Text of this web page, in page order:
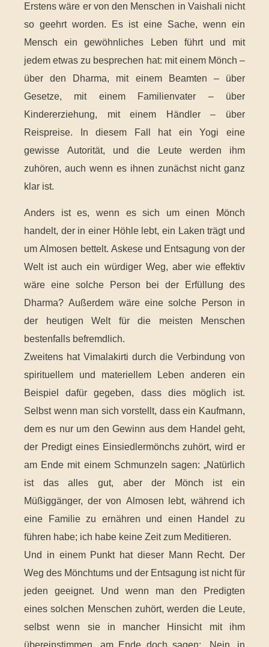
Erstens wäre er von den Menschen in Vaishali nicht
so geehrt worden. Es ist eine Sache, wenn ein
Mensch ein gewöhnliches Leben führt und mit
jedem etwas zu besprechen hat: mit einem Mönch –
über den Dharma, mit einem Beamten – über
Gesetze, mit einem Familienvater – über
Kindererziehung, mit einem Händler – über
Reispreise. In diesem Fall hat ein Yogi eine
gewisse Autorität, und die Leute werden ihm
zuhören, auch wenn es ihnen zunächst nicht ganz
klar ist.
Anders ist es, wenn es sich um einen Mönch
handelt, der in einer Höhle lebt, ein Laken trägt und
um Almosen bettelt. Askese und Entsagung von der
Welt ist auch ein würdiger Weg, aber wie effektiv
wäre eine solche Person bei der Erfüllung des
Dharma? Außerdem wäre eine solche Person in
der heutigen Welt für die meisten Menschen
bestenfalls befremdlich.
Zweitens hat Vimalakirti durch die Verbindung von
spirituellem und materiellem Leben anderen ein
Beispiel dafür gegeben, dass dies möglich ist.
Selbst wenn man sich vorstellt, dass ein Kaufmann,
dem es nur um den Gewinn aus dem Handel geht,
der Predigt eines Einsiedlermönchs zuhört, wird er
am Ende mit einem Schmunzeln sagen: „Natürlich
ist das alles gut, aber der Mönch ist ein
Müßiggänger, der von Almosen lebt, während ich
eine Familie zu ernähren und einen Handel zu
führen habe; ich habe keine Zeit zum Meditieren.
Und in einem Punkt hat dieser Mann Recht. Der
Weg des Mönchtums und der Entsagung ist nicht für
jeden geeignet. Und wenn man den Predigten
eines solchen Menschen zuhört, werden die Leute,
selbst wenn sie in mancher Hinsicht mit ihm
übereinstimmen, am Ende doch sagen: „Nein, in